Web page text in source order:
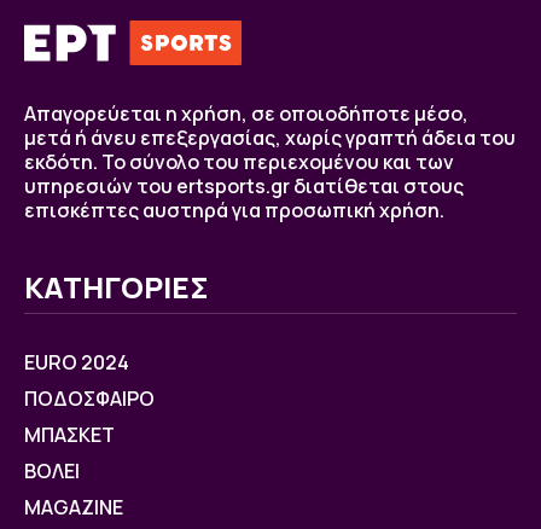
Απαγορεύεται η χρήση, σε οποιοδήποτε μέσο,
μετά ή άνευ επεξεργασίας, χωρίς γραπτή άδεια του
εκδότη. Το σύνολο του περιεχομένου και των
υπηρεσιών του ertsports.gr διατίθεται στους
επισκέπτες αυστηρά για προσωπική χρήση.
ΚΑΤΗΓΟΡΙΕΣ
EURO 2024
ΠΟΔΟΣΦΑΙΡΟ
ΜΠΑΣΚΕΤ
ΒOΛΕΙ
MAGAZINE